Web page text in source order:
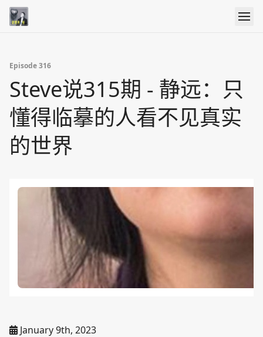
Episode 316
Steve说315期 - 静远：只
懂得临摹的人看不见真实
的世界
January 9th, 2023